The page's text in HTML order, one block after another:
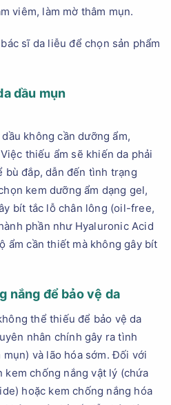
viêm, làm mờ thâm mụn.
sĩ da liễu để chọn sản phẩm
dầu mụn
không cần dưỡng ẩm,
thiếu ẩm sẽ khiến da phải
bù đắp, dẫn đến tình trạng
kem dưỡng ẩm dạng gel,
bít tắc lỗ chân lông (oil-free,
phần như Hyaluronic Acid
ẩm cần thiết mà không gây bít
nắng để bảo vệ da
thể thiếu để bảo vệ da
nhân chính gây ra tình
và lão hóa sớm. Đối với
kem chống nắng vật lý (chứa
hoặc kem chống nắng hóa